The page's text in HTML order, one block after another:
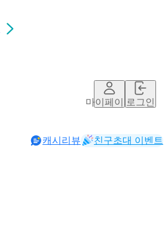
마이페이지로그인
캐시리뷰 친구초대 이벤트